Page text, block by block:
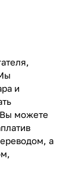
и
можете
а